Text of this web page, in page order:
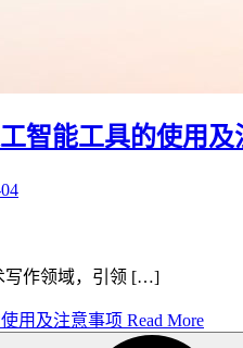
智能工具的使用及
写作领域，引领 […]
用及注意事项 Read More